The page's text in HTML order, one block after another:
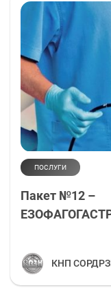
ПОСЛУГИ
Пакет №12 –
КНП